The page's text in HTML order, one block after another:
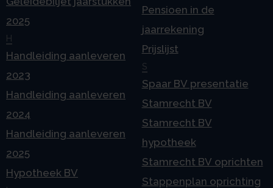
2025
H
Handleiding aanleveren
2023
Handleiding aanleveren
2024
Handleiding aanleveren
2025
Hypotheek BV
Pensioen in de
jaarrekening
Prijslijst
S
Spaar BV presentatie
Stamrecht BV
Stamrecht BV
hypotheek
Stamrecht BV oprichten
Stappenplan oprichting